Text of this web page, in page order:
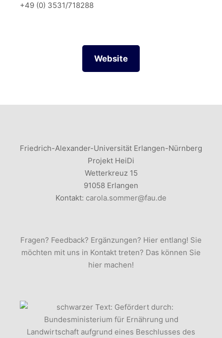
+49 (0) 3531/718288
Website
Friedrich-Alexander-Universität Erlangen-Nürnberg
Projekt HeiDi
Wetterkreuz 15
91058 Erlangen
Kontakt: carola.sommer@fau.de
Fragen? Feedback? Ergänzungen? Hier entlang! Sie
möchten mit uns in Kontakt treten? Das können Sie
hier machen!